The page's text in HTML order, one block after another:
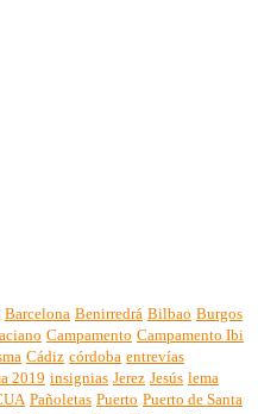
Barcelona Benirredrá Bilbao Burgos
Campamento Campamento Ibi
Cádiz córdoba entrevías
2019 insignias Jerez Jesús lema
Pañoletas Puerto Puerto de Santa